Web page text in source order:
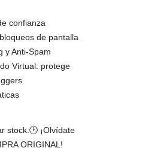
confianza
de pantalla
y Anti-Spam
Virtual: protege
stock.⁣⁣⁣⁣🕑 ¡Olvídate
ORIGINAL!